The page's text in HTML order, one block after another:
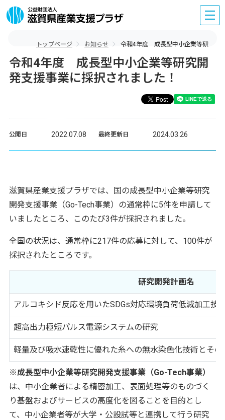
トップページ お知らせ 令和4年度 成長型中小企業等研究開
令和4年度 成長型中小企業等研究開
発支援事業に採択されました！
公開日 2022.07.08 最終更新日 2024.03.26
滋賀県産業支援プラザでは、国の成長型中小企業等研究
開発支援事業（Go-Tech事業）の通常枠に5件を申請して
いましたところ、このたび3件が採択されました。
全国の状況は、通常枠に217件の応募に対して、100件が
採択されたところです。
研究開発計画名
アルコキシド反応を用いたSDGs対応環境負荷低減加工技
超高出力極短パルス電源システムの研究
軽量及び吸水速乾性に優れた糸への無水染色化技術とそ
※成長型中小企業等研究開発支援事業（Go-Tech事業）
は、中小企業者による精密加工、表面処理等のものづく
り基盤およびサービスの高度化を図ることを目的とし
て、中小企業者等が大学・公設試等と連携して行う研究